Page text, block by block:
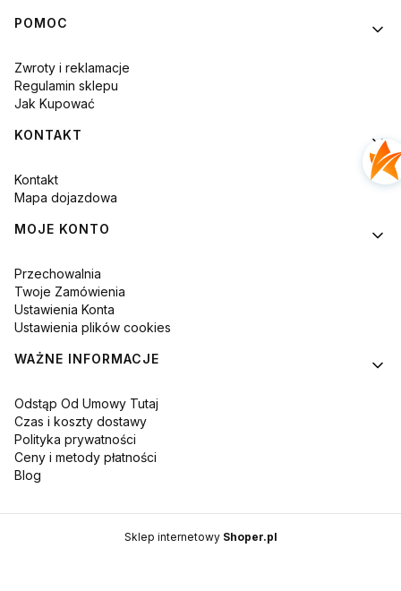
POMOC
Zwroty i reklamacje
Regulamin sklepu
Jak Kupować
KONTAKT
Kontakt
Mapa dojazdowa
MOJE KONTO
Przechowalnia
Twoje Zamówienia
Ustawienia Konta
Ustawienia plików cookies
WAŻNE INFORMACJE
Odstąp Od Umowy Tutaj
Czas i koszty dostawy
Polityka prywatności
Ceny i metody płatności
Blog
Sklep internetowy Shoper.pl